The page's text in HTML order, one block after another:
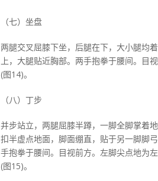
（七）坐盘
两腿交叉屈膝下坐，后腿在下，大小腿均
上，大腿贴近胸部。两手抱拳于腰间。目
(图14)。
（八）丁步
并步站立，两腿屈膝半蹲，一脚全脚掌着
扣半虚点地面，脚面绷直，贴于另一脚脚
手抱拳于腰间。目视前方。左脚尖点地为
(图15)。